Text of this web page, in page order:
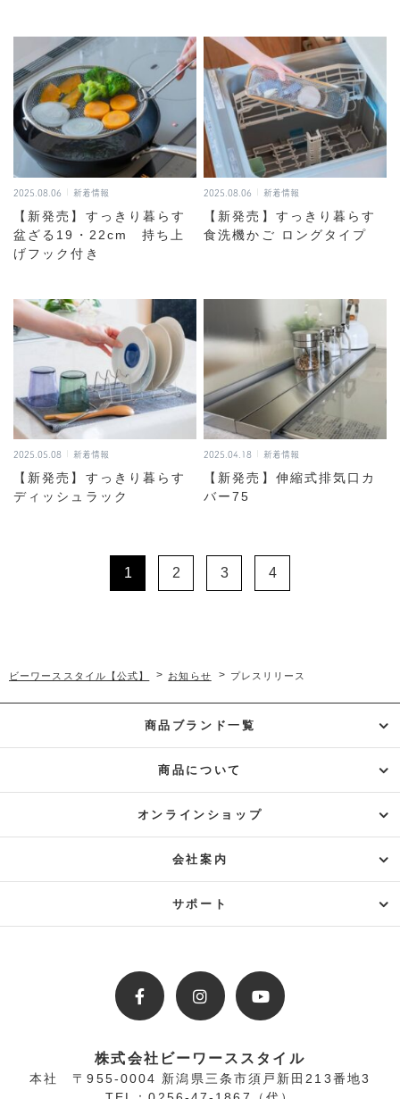
2025.08.06 新着情報
【新発売】すっきり暮らす
盆ざる19・22cm 持ち上
げフック付き
2025.08.06 新着情報
【新発売】すっきり暮らす
食洗機かご ロングタイプ
2025.05.08 新着情報
【新発売】すっきり暮らす
ディッシュラック
2025.04.18 新着情報
【新発売】伸縮式排気口カ
バー75
1 2 3 4
ビーワーススタイル【公式】 > お知らせ > プレスリリース
商品ブランド一覧
商品について
オンラインショップ
会社案内
サポート
株式会社ビーワーススタイル
本社 〒955-0004 新潟県三条市須戸新田213番地3